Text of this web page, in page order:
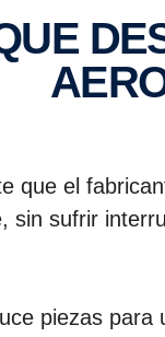
que el
sufrir
piezas